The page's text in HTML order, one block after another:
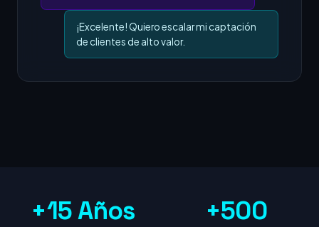
¡Excelente! Quiero escalar mi captación
de clientes de alto valor.
+15 Años +500